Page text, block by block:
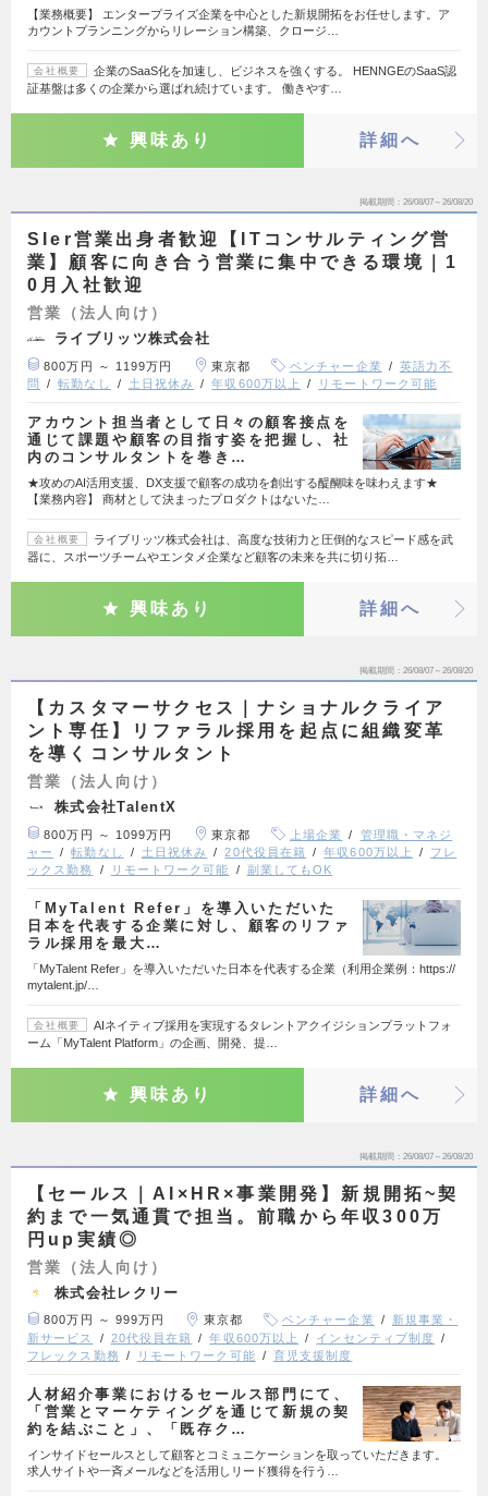
【業務概要】 エンタープライズ企業を中心とした新規開拓をお任せします。ア
カウントプランニングからリレーション構築、クロージ…
会社概要
企業のSaaS化を加速し、ビジネスを強くする。 HENNGEのSaaS認
証基盤は多くの企業から選ばれ続けています。 働きやす…
興味あり 詳細へ
掲載期間 26/08/07～26/08/20
SIer営業出身者歓迎【ITコンサルティング営
業】顧客に向き合う営業に集中できる環境｜1
0月入社歓迎
営業（法人向け）
ライブリッツ株式会社
800万円 ～ 1199万円 東京都 ベンチャー企業
英語力不
問
転勤なし 土日祝休み 年収600万以上 リモートワーク可能
アカウント担当者として日々の顧客接点を
通じて課題や顧客の目指す姿を把握し、社
内のコンサルタントを巻き…
★攻めのAI活用支援、DX支援で顧客の成功を創出する醍醐味を味わえます★
【業務内容】 商材として決まったプロダクトはないた…
会社概要
ライブリッツ株式会社は、高度な技術力と圧倒的なスピード感を武
器に、スポーツチームやエンタメ企業など顧客の未来を共に切り拓…
興味あり 詳細へ
掲載期間 26/08/07～26/08/20
【カスタマーサクセス｜ナショナルクライア
ント専任】リファラル採用を起点に組織変革
を導くコンサルタント
営業（法人向け）
株式会社TalentX
800万円 ～ 1099万円 東京都 上場企業
管理職・マネジ
ャー
転勤なし 土日祝休み 20代役員在籍 年収600万以上
フレ
ックス勤務
リモートワーク可能 副業してもOK
「MyTalent Refer」を導入いただいた
日本を代表する企業に対し、顧客のリファ
ラル採用を最大…
「MyTalent Refer」を導入いただいた日本を代表する企業（利用企業例：https://
mytalent.jp/…
会社概要
AIネイティブ採用を実現するタレントアクイジションプラットフォ
ーム「MyTalent Platform」の企画、開発、提…
興味あり 詳細へ
掲載期間 26/08/07～26/08/20
【セールス｜AI×HR×事業開発】新規開拓~契
約まで一気通貫で担当。前職から年収300万
円up実績◎
営業（法人向け）
株式会社レクリー
800万円 ～ 999万円 東京都 ベンチャー企業
新規事業・
新サービス
20代役員在籍 年収600万以上
インセンティブ制度
フレックス勤務
リモートワーク可能 育児支援制度
人材紹介事業におけるセールス部門にて、
「営業とマーケティングを通じて新規の契
約を結ぶこと」、「既存ク…
インサイドセールスとして顧客とコミュニケーションを取っていただきます。
求人サイトや一斉メールなどを活用しリード獲得を行う…